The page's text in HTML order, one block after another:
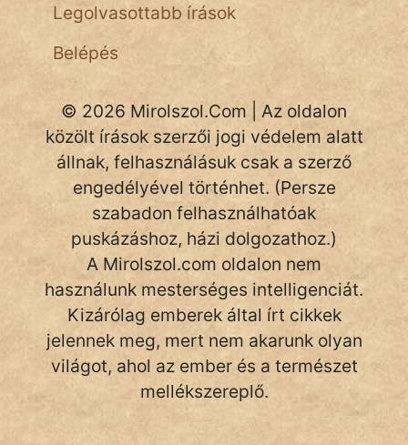
Legolvasottabb írások
Belépés
© 2026 Mirolszol.Com | Az oldalon
közölt írások szerzői jogi védelem alatt
állnak, felhasználásuk csak a szerző
engedélyével történhet. (Persze
szabadon felhasználhatóak
puskázáshoz, házi dolgozathoz.)
A Mirolszol.com oldalon nem
használunk mesterséges intelligenciát.
Kizárólag emberek által írt cikkek
jelennek meg, mert nem akarunk olyan
világot, ahol az ember és a természet
mellékszereplő.